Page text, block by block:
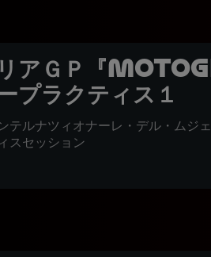
アＧＰ『
プラクティス１
テルナツィオナーレ・デル・ムジ
スセッション